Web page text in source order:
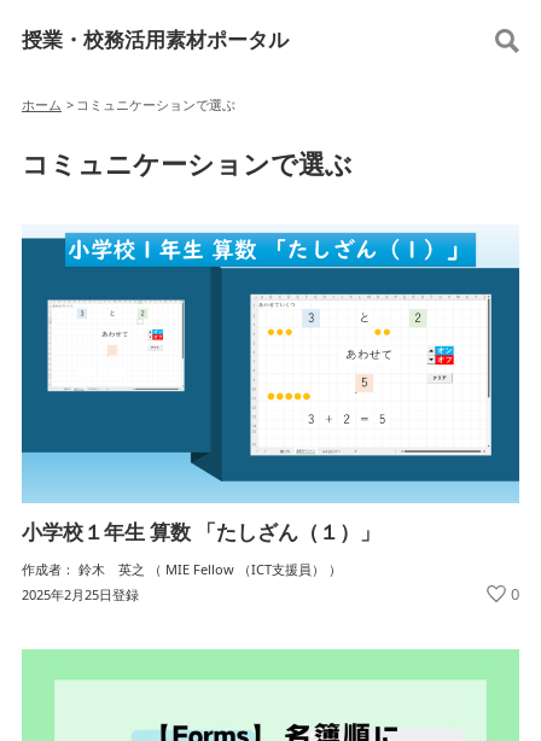
授業・校務活用素材ポータル
ホーム > コミュニケーションで選ぶ
コミュニケーションで選ぶ
小学校１年生 算数 「たしざん（１）」
作成者： 鈴木 英之 （ MIE Fellow （ICT支援員） ）
2025年2月25日登録
0